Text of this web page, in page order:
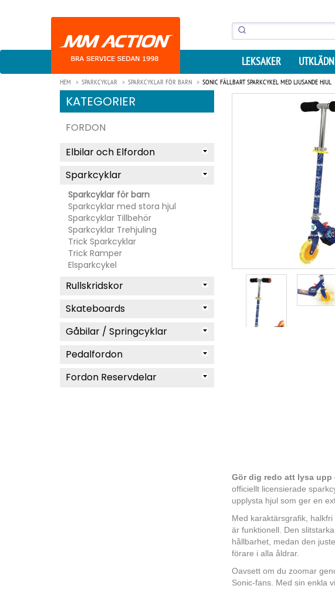
LEKSAKER
HEM SPARKCYKLAR SPARKCYKLAR FÖR BARN SONIC FÄLLBART SPARKCYKEL MED LJUSANDE HJUL
KATEGORIER
FORDON
Elbilar och Elfordon
Sparkcyklar
Sparkcyklar för barn
Sparkcyklar med stora hjul
Sparkcyklar Tillbehör
Sparkcyklar Trehjuling
Trick Sparkcyklar
Trick Ramper
Elsparkcykel
Rullskridskor
Skateboards
Gåbilar / Springcyklar
Pedalfordon
Fordon Reservdelar
Gör dig redo att lysa
officiellt licensierade
upplysta hjul som ger en
Med karaktärsgrafik,
är funktionell. Den
hållbarhet, medan den
förare i alla åldrar.
Oavsett om du zoomar
Sonic-fans. Med sin enkla